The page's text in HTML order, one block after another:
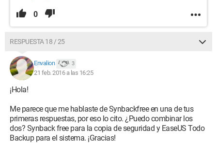
0
RESPUESTA 18 / 25
Envalion 3
21 feb. 2016 a las 16:25
¡Hola!
Me parece que me hablaste de Synbackfree en una de tus
primeras respuestas, por eso lo cito. ¿Puedo combinar los
dos? Synback free para la copia de seguridad y EaseUS Todo
Backup para el sistema. ¡Gracias!